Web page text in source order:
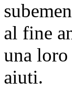
al fine
una loro
aiuti.